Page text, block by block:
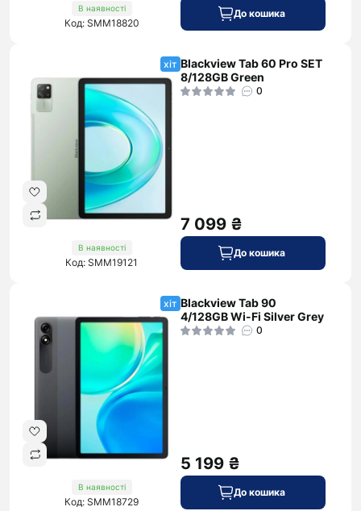
В наявності
Код: SMM18820
До кошика
хіт
В наявності
Код: SMM19121
Blackview Tab 60 Pro SET
8/128GB Green
0
7 099 ₴
До кошика
хіт
В наявності
Код: SMM18729
Blackview Tab 90
4/128GB Wi-Fi Silver Grey
0
5 199 ₴
До кошика